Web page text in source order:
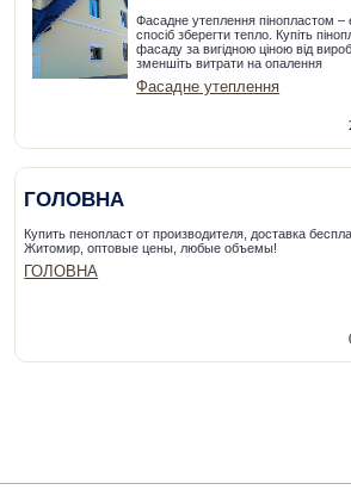
Фасадне утеплення пінопластом –
спосіб зберегти тепло. Купіть
фасаду за вигідною ціною від
зменшіть витрати на опалення
Фасадне утеплення
ГОЛОВНА
Купить пенопласт от производителя, доставка
Житомир, оптовые цены, любые объемы!
ГОЛОВНА